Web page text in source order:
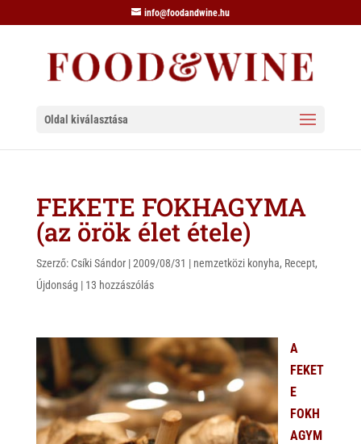
info@foodandwine.hu
Oldal kiválasztása
FEKETE FOKHAGYMA
(az örök élet étele)
Szerző: Csíki Sándor|2009/08/31 | nemzetközi konyha, Recept,
Újdonság | 13 hozzászólás
A
FEKET
E
FOKH
AGYM